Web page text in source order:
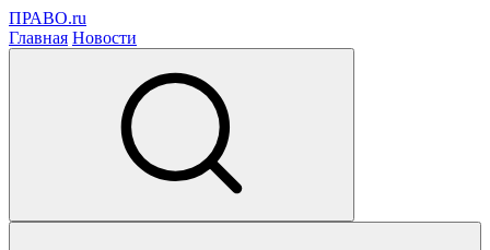
ПРАВО.ru
Главная Новости